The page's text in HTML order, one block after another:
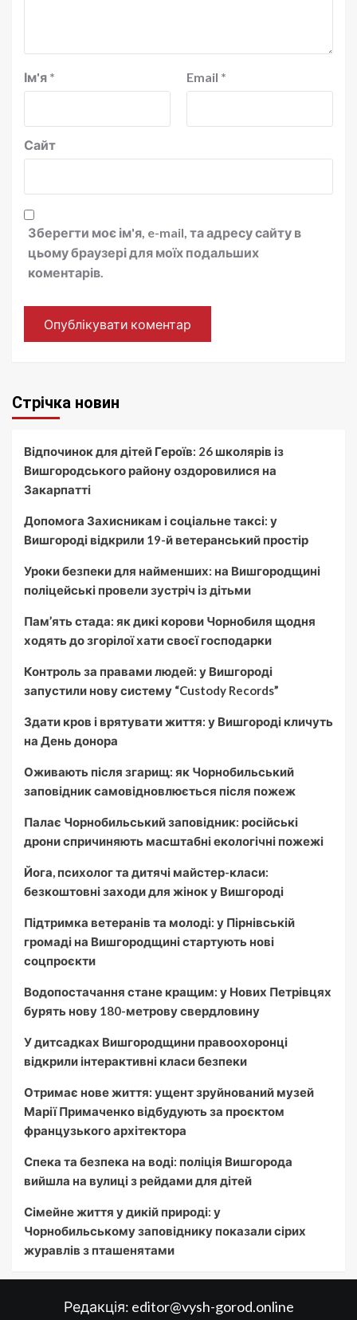
Ім'я * Email *
Сайт
Зберегти моє ім'я, e-mail, та адресу сайту в
цьому браузері для моїх подальших
коментарів.
Стрічка новин
Відпочинок для дітей Героїв: 26 школярів із
Вишгородського району оздоровилися на
Закарпатті
Допомога Захисникам і соціальне таксі: у
Вишгороді відкрили 19-й ветеранський простір
Уроки безпеки для найменших: на Вишгородщині
поліцейські провели зустріч із дітьми
Пам’ять стада: як дикі корови Чорнобиля щодня
ходять до згорілої хати своєї господарки
Контроль за правами людей: у Вишгороді
запустили нову систему “Custody Records”
Здати кров і врятувати життя: у Вишгороді кличуть
на День донора
Оживають після згарищ: як Чорнобильський
заповідник самовідновлюється після пожеж
Палає Чорнобильський заповідник: російські
дрони спричиняють масштабні екологічні пожежі
Йога, психолог та дитячі майстер-класи:
безкоштовні заходи для жінок у Вишгороді
Підтримка ветеранів та молоді: у Пірнівській
громаді на Вишгородщині стартують нові
соцпроєкти
Водопостачання стане кращим: у Нових Петрівцях
бурять нову 180-метрову свердловину
У дитсадках Вишгородщини правоохоронці
відкрили інтерактивні класи безпеки
Отримає нове життя: ущент зруйнований музей
Марії Примаченко відбудують за проєктом
французького архітектора
Спека та безпека на воді: поліція Вишгорода
вийшла на вулиці з рейдами для дітей
Сімейне життя у дикій природі: у
Чорнобильському заповіднику показали сірих
журавлів з пташенятами
Редакція: editor@vysh-gorod.online